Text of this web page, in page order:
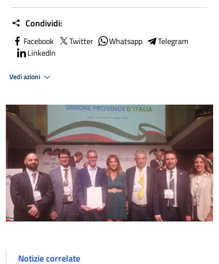
Condividi:
Facebook Twitter Whatsapp
Telegram
LinkedIn
Vedi azioni
Notizie correlate